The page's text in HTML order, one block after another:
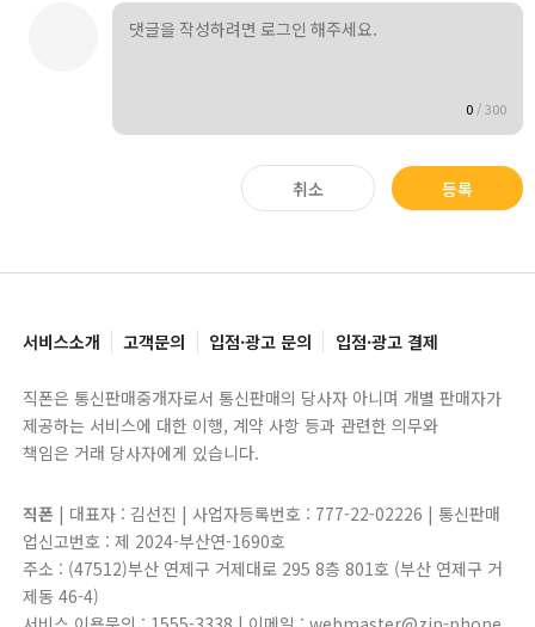
0/300
취소 등록
서비스소개 고객문의 입점·광고 문의 입점·광고 결제
직폰은 통신판매중개자로서 통신판매의 당사자 아니며 개별 판매자가
제공하는 서비스에 대한 이행, 계약 사항 등과 관련한 의무와
책임은 거래 당사자에게 있습니다.
직폰 | 대표자 : 김선진 | 사업자등록번호 : 777-22-02226 | 통신판매
업신고번호 : 제 2024-부산연-1690호
주소 : (47512)부산 연제구 거제대로 295 8층 801호 (부산 연제구 거
제동 46-4)